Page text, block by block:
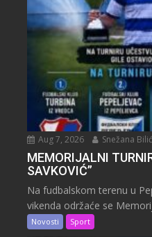
Aug 7, 2026 Snežana Bilić
MEMORIJALNI
SAVKOVIĆ”
Na fudbalskom terenu u
vikenda održaće se
Novosti Sport